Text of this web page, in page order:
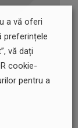
a vă oferi
preferințele
vă dați
cookie-
pentru a